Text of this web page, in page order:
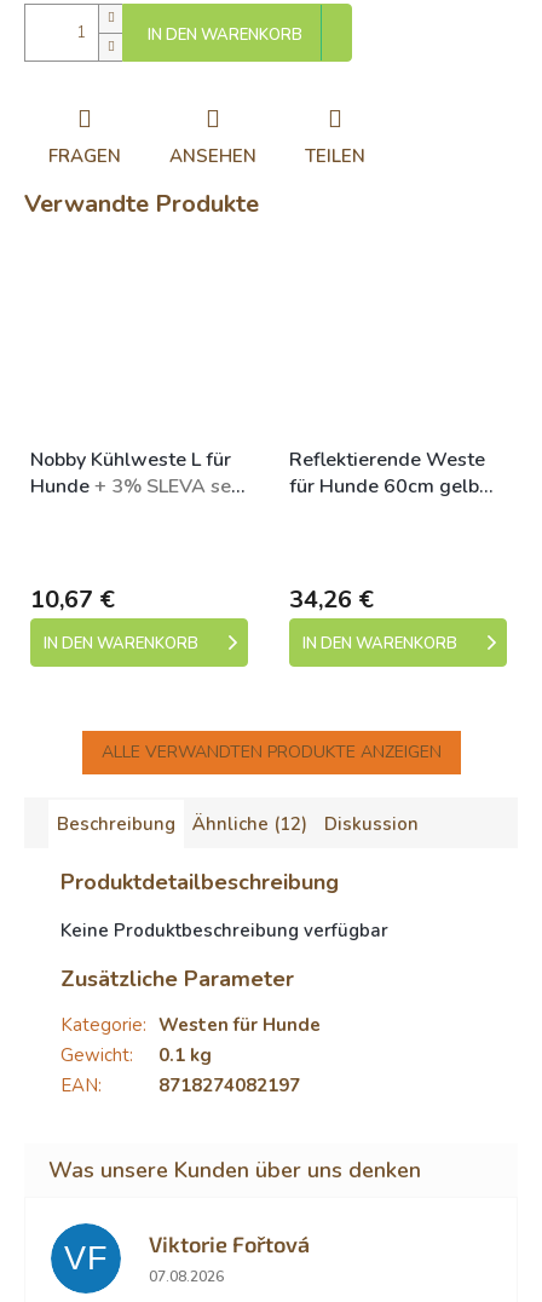
IN DEN WARENKORB
FRAGEN ANSEHEN TEILEN
Verwandte Produkte
Nobby Kühlweste L für
Hunde+ 3% SLEVA se
10,67 €
IN DEN WARENKORB
Reflektierende Weste
für Hunde 60cm gelb
34,26 €
IN DEN WARENKORB
ALLE VERWANDTEN PRODUKTE ANZEIGEN
Beschreibung Ähnliche (12) Diskussion
Produktdetailbeschreibung
Keine Produktbeschreibung verfügbar
Zusätzliche Parameter
Kategorie: Westen für Hunde
Gewicht:
0.1 kg
EAN: 8718274082197
VF Viktorie Fořtová
Die Shop-Bewertung beträgt 2 von 5 Sternen.
07.08.2026